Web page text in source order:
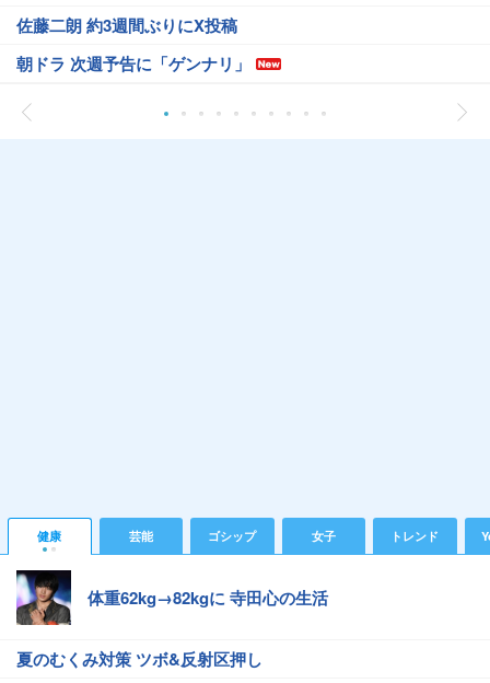
佐藤二朗 約3週間ぶりにX投稿
朝ドラ 次週予告に「ゲンナリ」
健康 芸能 ゴシップ 女子 トレンド
体重62kg→82kgに 寺田心の生活
夏のむくみ対策 ツボ&反射区押し